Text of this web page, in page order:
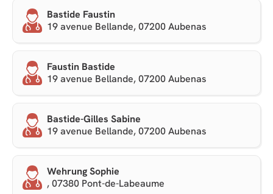
Bastide Faustin
19 avenue Bellande, 07200 Aubenas
Faustin Bastide
19 avenue Bellande, 07200 Aubenas
Bastide-Gilles Sabine
19 avenue Bellande, 07200 Aubenas
Wehrung Sophie
, 07380 Pont-de-Labeaume